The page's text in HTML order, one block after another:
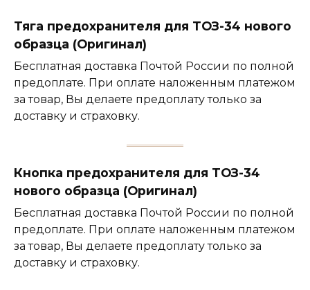
Тяга предохранителя для ТОЗ-34 нового
образца (Оригинал)
Бесплатная доставка Почтой России по полной
предоплате. При оплате наложенным платежом
за товар, Вы делаете предоплату только за
доставку и страховку.
Кнопка предохранителя для ТОЗ-34
нового образца (Оригинал)
Бесплатная доставка Почтой России по полной
предоплате. При оплате наложенным платежом
за товар, Вы делаете предоплату только за
доставку и страховку.